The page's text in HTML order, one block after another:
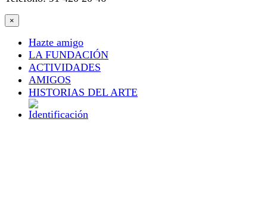
×
Hazte amigo
LA FUNDACIÓN
ACTIVIDADES
AMIGOS
HISTORIAS DEL ARTE